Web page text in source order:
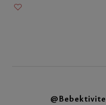
@Bebektivite